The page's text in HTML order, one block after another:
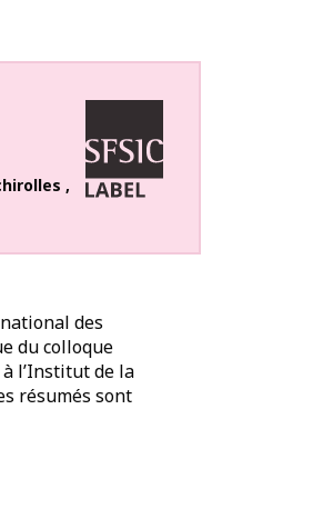
,
des
du colloque
l’Institut de la
résumés sont